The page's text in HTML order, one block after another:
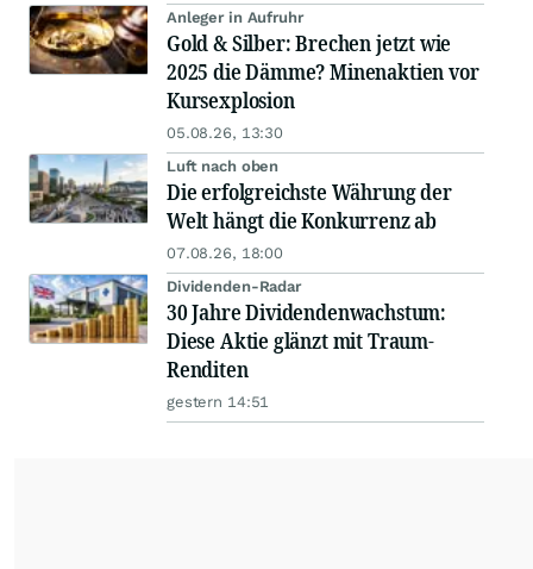
Anleger in Aufruhr
Gold & Silber: Brechen jetzt wie
2025 die Dämme? Minenaktien vor
Kursexplosion
05.08.26, 13:30
Luft nach oben
Die erfolgreichste Währung der
Welt hängt die Konkurrenz ab
07.08.26, 18:00
Dividenden-Radar
30 Jahre Dividendenwachstum:
Diese Aktie glänzt mit Traum-
Renditen
gestern 14:51